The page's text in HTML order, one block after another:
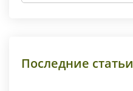
Последние статьи